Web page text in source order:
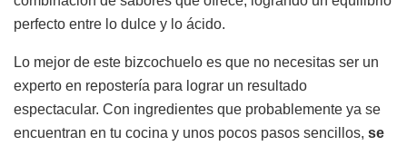
perfecto entre lo dulce y lo ácido.
Lo mejor de este bizcochuelo es que no necesitas ser un
experto en repostería para lograr un resultado
espectacular. Con ingredientes que probablemente ya se
encuentran en tu cocina y unos pocos pasos sencillos, se